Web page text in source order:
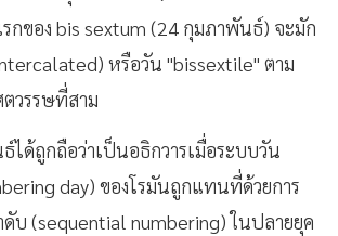
กของ bis sextum (24 กุมภาพันธ์) จะมัก
หรือวัน "bissextile" ตาม
วรรษที่สาม
ด้ถูกถือว่าเป็นอธิกวารเมื่อระบบวัน
day) ของโรมันถูกแทนที่ด้วยการ
บ (sequential numbering) ในปลายยุค